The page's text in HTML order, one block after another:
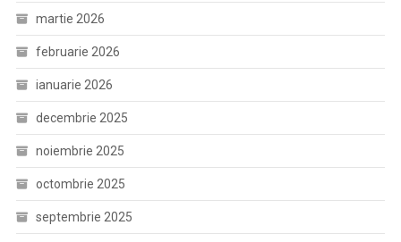
martie 2026
februarie 2026
ianuarie 2026
decembrie 2025
noiembrie 2025
octombrie 2025
septembrie 2025